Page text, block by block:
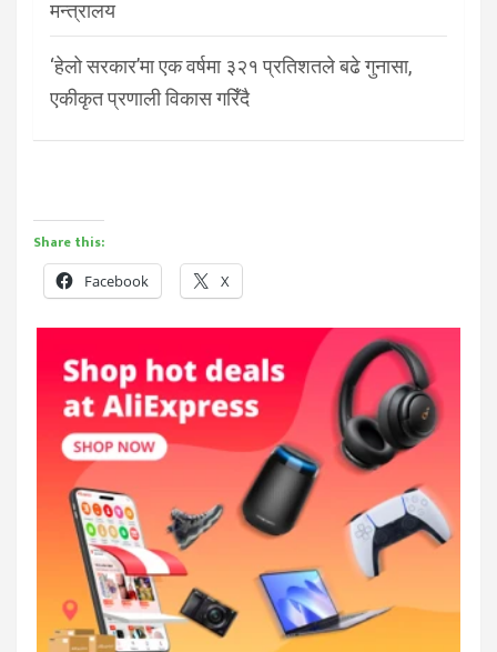
मन्त्रालय
‘हेलो सरकार’मा एक वर्षमा ३२१ प्रतिशतले बढे गुनासा,
एकीकृत प्रणाली विकास गरिँदै
Share this:
Facebook X